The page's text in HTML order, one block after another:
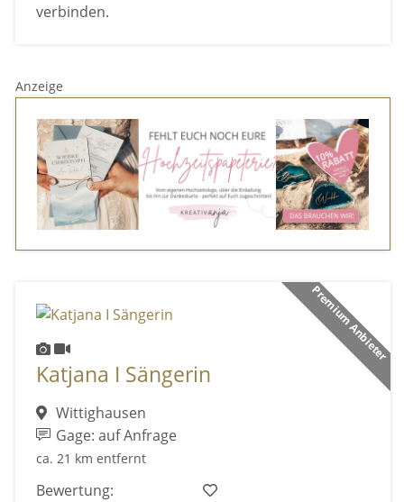
verbinden.
Anzeige
Premium Anbieter
Katjana I Sängerin
Wittighausen
Gage: auf Anfrage
ca. 21 km entfernt
Bewertung: